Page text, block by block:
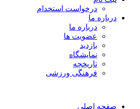
درخواست استخدام
درباره ما
درباره ما
عضویت ها
بازدید
نمایشگاه
تاريخچه
فرهنگی ورزشی
صفحه اصلی